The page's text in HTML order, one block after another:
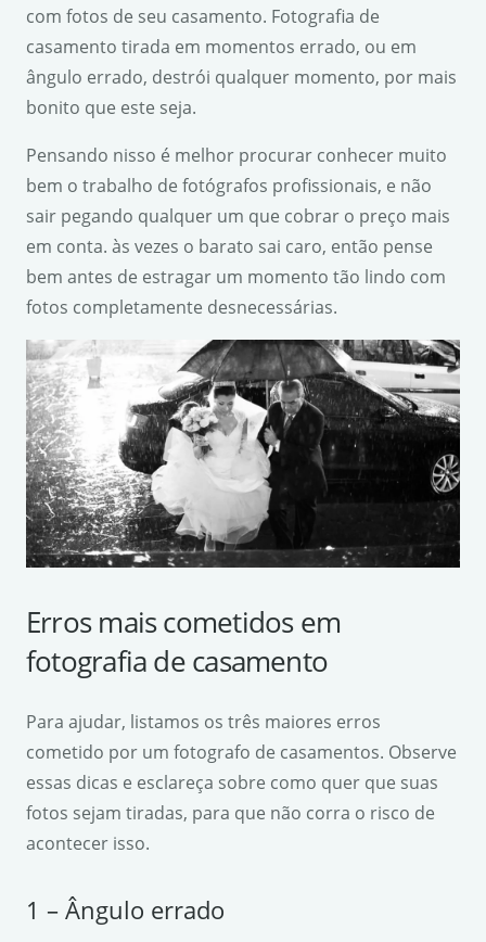
com fotos de seu casamento. Fotografia de
casamento tirada em momentos errado, ou em
ângulo errado, destrói qualquer momento, por mais
bonito que este seja.
Pensando nisso é melhor procurar conhecer muito
bem o trabalho de fotógrafos profissionais, e não
sair pegando qualquer um que cobrar o preço mais
em conta. às vezes o barato sai caro, então pense
bem antes de estragar um momento tão lindo com
fotos completamente desnecessárias.
Erros mais cometidos em
fotografia de casamento
Para ajudar, listamos os três maiores erros
cometido por um fotografo de casamentos. Observe
essas dicas e esclareça sobre como quer que suas
fotos sejam tiradas, para que não corra o risco de
acontecer isso.
1 – Ângulo errado